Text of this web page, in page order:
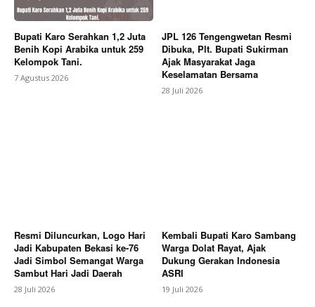
SUBSCRIBE NOW
My account
Bagikan Artikel
Bupati Karo Serahkan 1,2 Juta
Benih Kopi Arabika untuk 259
Kelompok Tani.
7 Agustus 2026
JPL 126 Tengengwetan Resmi
Dibuka, Plt. Bupati Sukirman
Ajak Masyarakat Jaga
Keselamatan Bersama
28 Juli 2026
Resmi Diluncurkan, Logo Hari
Jadi Kabupaten Bekasi ke-76
Jadi Simbol Semangat Warga
Sambut Hari Jadi Daerah
28 Juli 2026
Kembali Bupati Karo Sambang
Warga Dolat Rayat, Ajak
Dukung Gerakan Indonesia
ASRI
19 Juli 2026